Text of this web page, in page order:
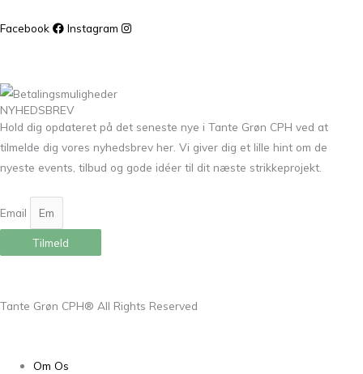
Facebook Instagram
NYHEDSBREV
Hold dig opdateret på det seneste nye i Tante Grøn CPH ved at
tilmelde dig vores nyhedsbrev her. Vi giver dig et lille hint om de
nyeste events, tilbud og gode idéer til dit næste strikkeprojekt.
Email
Tilmeld
Tante Grøn CPH® All Rights Reserved
Om Os